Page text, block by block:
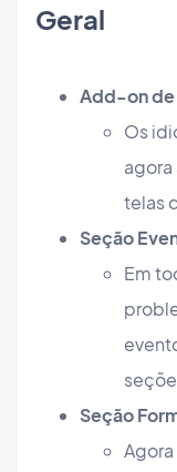
Geral
Add-on
Os
telas
Seção
Em
Seção